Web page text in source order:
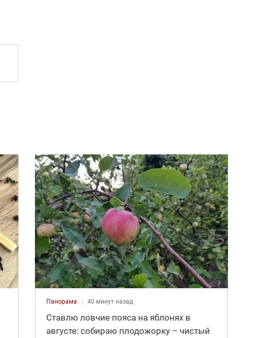
Панорама 40 минут назад
Ставлю ловчие пояса на яблонях в
августе: собираю плодожорку – чистый